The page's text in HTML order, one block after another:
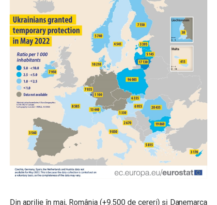
Din aprilie în mai, România (+9.500 de cereri) și Danemarca